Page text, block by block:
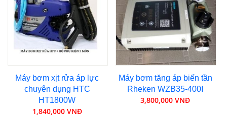
Máy bơm xịt rửa áp lực
chuyên dụng HTC
HT1800W
1,840,000 VNĐ
Máy bơm tăng áp biến tần
Rheken WZB35-400I
3,800,000 VNĐ